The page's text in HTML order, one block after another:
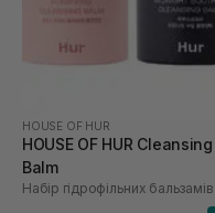
HOUSE OF HUR
HOUSE OF HUR Cleansing
Balm
Набір гідрофільних бальзамів